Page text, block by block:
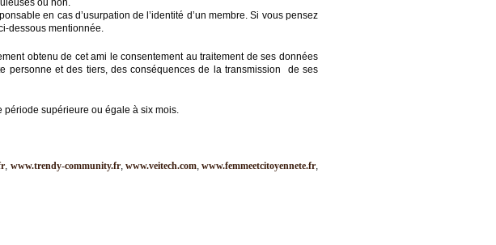
ou non.
en cas d’usurpation de l’identité d’un membre. Si vous pensez
dessous mentionnée.
obtenu de cet ami le consentement au traitement de ses données
personne et des tiers, des conséquences de la transmission de ses
période supérieure ou égale à six mois.
, www.trendy-community.fr, www.veitech.com,www.femmeetcitoyennete.fr,